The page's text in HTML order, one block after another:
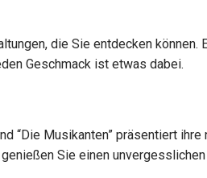
die Sie entdecken können.
Geschmack ist etwas dabei.
“Die Musikanten” präsentiert
Sie einen unvergesslichen